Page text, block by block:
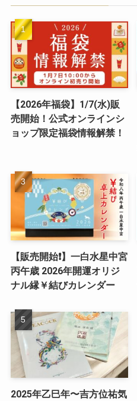
【2026年福袋】1/7(水)販
売開始！公式オンラインシ
ョップ限定福袋情報解禁！
【販売開始❗️】一白水星中宮
丙午歳 2026年開運オリジ
ナル縁￥結びカレンダー
2025年乙巳年〜吉方位祐気